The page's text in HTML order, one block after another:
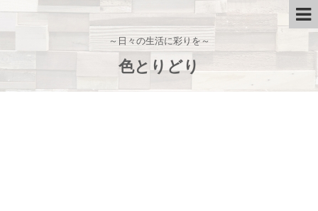
～日々の生活に彩りを～
色とりどり